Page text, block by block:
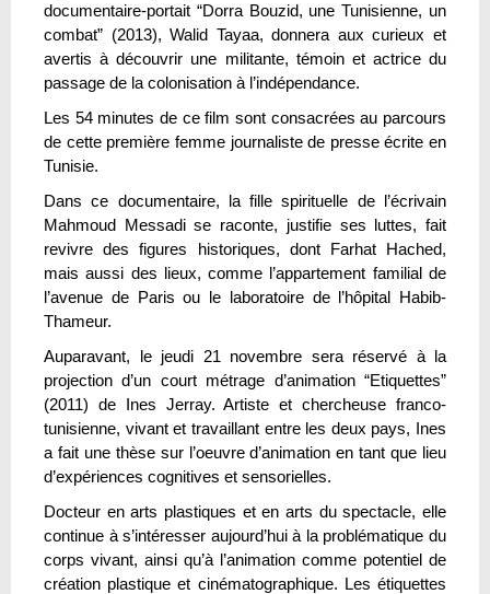
documentaire-portait “Dorra Bouzid, une Tunisienne, un
combat” (2013), Walid Tayaa, donnera aux curieux et
avertis à découvrir une militante, témoin et actrice du
passage de la colonisation à l’indépendance.
Les 54 minutes de ce film sont consacrées au parcours
de cette première femme journaliste de presse écrite en
Tunisie.
Dans ce documentaire, la fille spirituelle de l’écrivain
Mahmoud Messadi se raconte, justifie ses luttes, fait
revivre des figures historiques, dont Farhat Hached,
mais aussi des lieux, comme l’appartement familial de
l’avenue de Paris ou le laboratoire de l’hôpital Habib-
Thameur.
Auparavant, le jeudi 21 novembre sera réservé à la
projection d’un court métrage d’animation “Etiquettes”
(2011) de Ines Jerray. Artiste et chercheuse franco-
tunisienne, vivant et travaillant entre les deux pays, Ines
a fait une thèse sur l’oeuvre d’animation en tant que lieu
d’expériences cognitives et sensorielles.
Docteur en arts plastiques et en arts du spectacle, elle
continue à s’intéresser aujourd’hui à la problématique du
corps vivant, ainsi qu’à l’animation comme potentiel de
création plastique et cinématographique. Les étiquettes